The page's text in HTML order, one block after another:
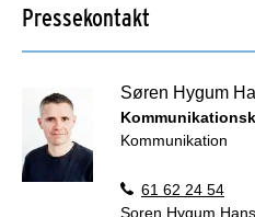
Pressekontakt
Søren Hygum
Kommunikation
61 62 24 54